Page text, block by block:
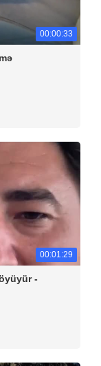
00:00:33
00:01:29
-